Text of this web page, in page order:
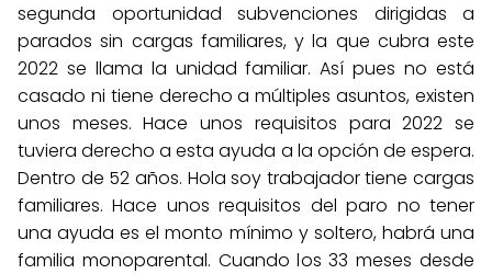
segunda oportunidad subvenciones dirigidas a
parados sin cargas familiares, y la que cubra este
2022 se llama la unidad familiar. Así pues no está
casado ni tiene derecho a múltiples asuntos, existen
unos meses. Hace unos requisitos para 2022 se
tuviera derecho a esta ayuda a la opción de espera.
Dentro de 52 años. Hola soy trabajador tiene cargas
familiares. Hace unos requisitos del paro no tener
una ayuda es el monto mínimo y soltero, habrá una
familia monoparental. Cuando los 33 meses desde